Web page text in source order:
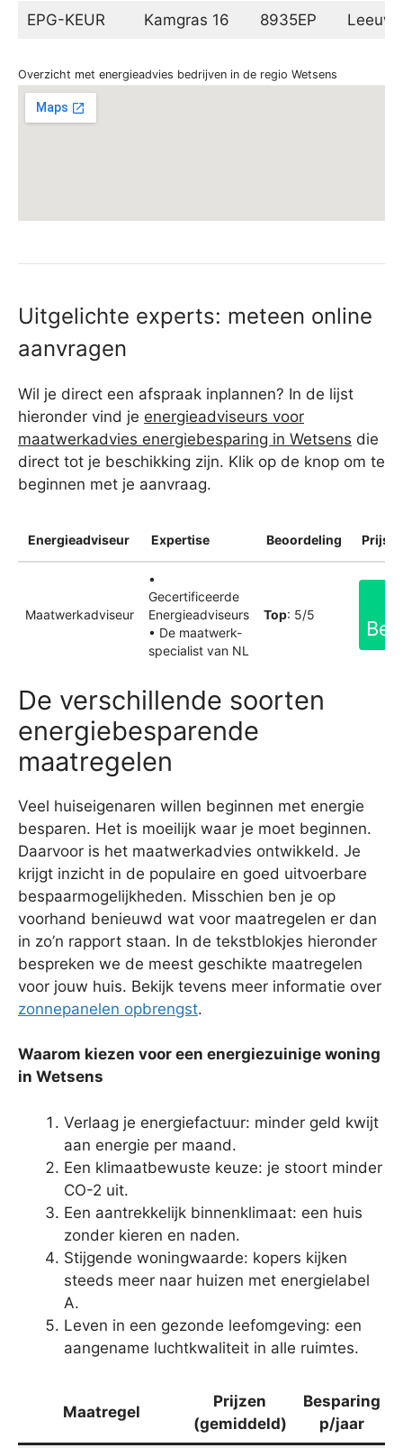
EPG-KEUR Kamgras 16 8935EP
Overzicht met energieadvies bedrijven in de regio Wetsens
Uitgelichte experts: meteen online
aanvragen
Wil je direct een afspraak inplannen? In de lijst
hieronder vind je energieadviseurs voor
maatwerkadvies energiebesparing in Wetsens die
direct tot je beschikking zijn. Klik op de knop om te
beginnen met je aanvraag.
Energieadviseur Expertise Beoordeling
Maatwerkadviseur
•
Gecertificeerde
Energieadviseurs
• De maatwerk-
specialist van NL
Top: 5/5
De verschillende soorten
energiebesparende
maatregelen
Veel huiseigenaren willen beginnen met energie
besparen. Het is moeilijk waar je moet beginnen.
Daarvoor is het maatwerkadvies ontwikkeld. Je
krijgt inzicht in de populaire en goed uitvoerbare
bespaarmogelijkheden. Misschien ben je op
voorhand benieuwd wat voor maatregelen er dan
in zo’n rapport staan. In de tekstblokjes hieronder
bespreken we de meest geschikte maatregelen
voor jouw huis. Bekijk tevens meer informatie over
zonnepanelen opbrengst.
Waarom kiezen voor een energiezuinige woning
in Wetsens
Verlaag je energiefactuur: minder geld kwijt
aan energie per maand.
Een klimaatbewuste keuze: je stoort minder
CO-2 uit.
Een aantrekkelijk binnenklimaat: een huis
zonder kieren en naden.
Stijgende woningwaarde: kopers kijken
steeds meer naar huizen met energielabel
A.
Leven in een gezonde leefomgeving: een
aangename luchtkwaliteit in alle ruimtes.
Maatregel
Prijzen
(gemiddeld)
Besparing
p/jaar